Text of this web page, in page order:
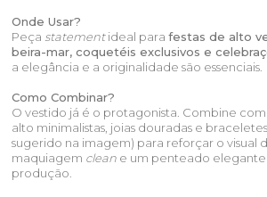
Onde Usar?
Peça statementideal parafestas de alto
beira-mar, coquetéis exclusivos e
a elegância e a originalidade são essenciais.
Como Combinar?
O vestido já é o protagonista. Combine com
alto minimalistas, joias douradas e
sugerido na imagem) para reforçar o visual
maquiagem clean e um penteado
produção.